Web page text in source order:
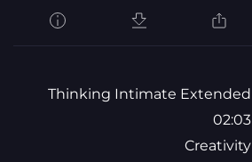
Thinking Intimate Extended
02:03
Creativity